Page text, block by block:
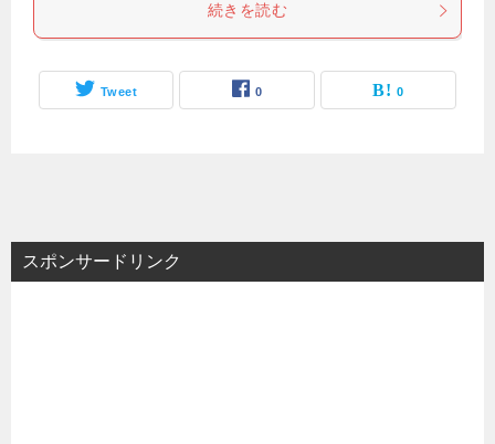
続きを読む
Tweet 0 0
スポンサードリンク